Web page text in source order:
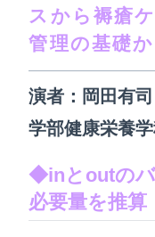
スから褥瘡
管理の基礎か
演者：岡田有
学部健康栄養学
◆inとoutの
必要量を推算